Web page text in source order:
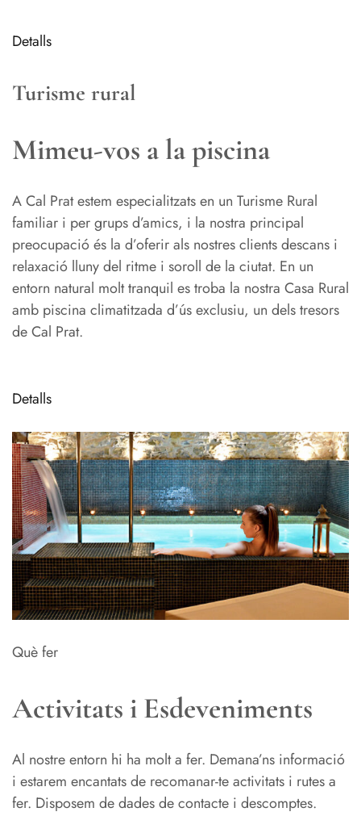
Detalls
Turisme rural
Mimeu-vos a la piscina
A Cal Prat estem especialitzats en un Turisme Rural
familiar i per grups d’amics, i la nostra principal
preocupació és la d’oferir als nostres clients descans i
relaxació lluny del ritme i soroll de la ciutat. En un
entorn natural molt tranquil es troba la nostra Casa Rural
amb piscina climatitzada d’ús exclusiu, un dels tresors
de Cal Prat.
Detalls
Què fer
Activitats i Esdeveniments
Al nostre entorn hi ha molt a fer. Demana’ns informació
i estarem encantats de recomanar-te activitats i rutes a
fer. Disposem de dades de contacte i descomptes.